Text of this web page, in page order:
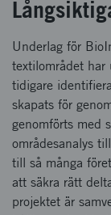
Underlag för
textilområdet har
tidigare
skapats för
genomförts med
områdesanalys
till så många
att säkra rätt
projektet är